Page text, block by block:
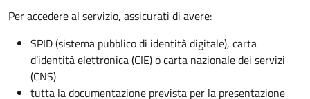
Per accedere al servizio, assicurati di avere:
SPID (sistema pubblico di identità digitale), carta
d’identità elettronica (CIE) o carta nazionale dei servizi
(CNS)
tutta la documentazione prevista per la presentazione